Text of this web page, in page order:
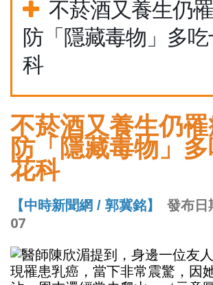
不菸酒又養生仍
防「隱藏毒物」多
科
不菸酒又養生仍
防「隱藏毒物」
花科
【中時新聞網 / 郭冀銘】
發布日
07